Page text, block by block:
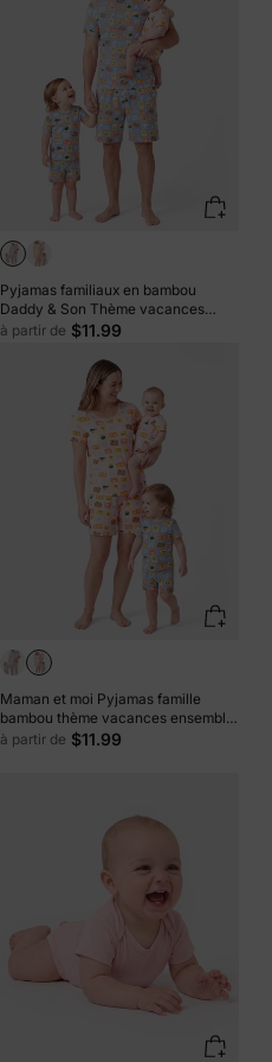
Pyjamas familiaux en bambou
Daddy & Son Thème vacances
Ensemble pyjama assorti à manches
à partir de $11.99
Maman et moi Pyjamas famille
bambou thème vacances ensemble
pyjama manches courtes assorti
à partir de $11.99